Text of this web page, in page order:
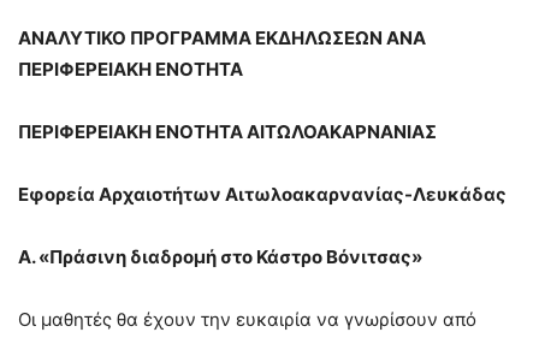
ΑΝΑΛΥΤΙΚΟ ΠΡΟΓΡΑΜΜΑ ΕΚΔΗΛΩΣΕΩΝ ΑΝΑ
ΠΕΡΙΦΕΡΕΙΑΚΗ ΕΝΟΤΗΤΑ
ΠΕΡΙΦΕΡΕΙΑΚΗ ΕΝΟΤΗΤΑ ΑΙΤΩΛΟΑΚΑΡΝΑΝΙΑΣ
Εφορεία Αρχαιοτήτων Αιτωλοακαρνανίας-Λευκάδας
Α. «Πράσινη διαδρομή στο Κάστρο Βόνιτσας»
Οι μαθητές θα έχουν την ευκαιρία να γνωρίσουν από